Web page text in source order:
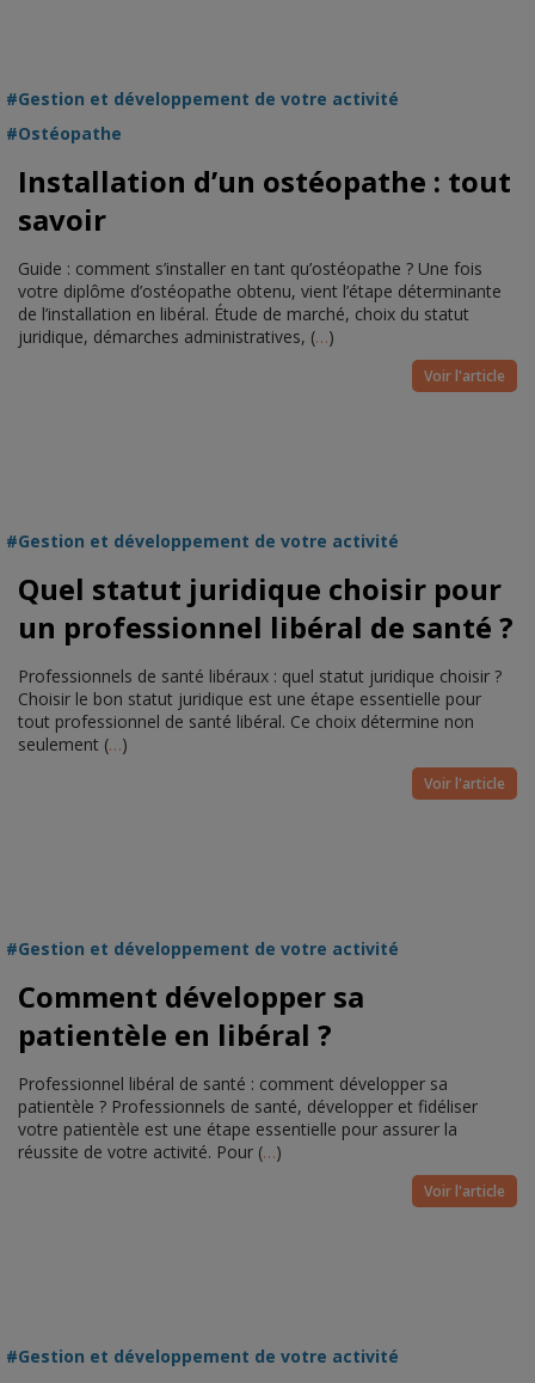
Gestion et développement de votre activité
Ostéopathe
Installation d’un ostéopathe : tout
savoir
Guide : comment s’installer en tant qu’ostéopathe ? Une fois
votre diplôme d’ostéopathe obtenu, vient l’étape déterminante
de l’installation en libéral. Étude de marché, choix du statut
juridique, démarches administratives, (…)
Voir l'article
Gestion et développement de votre activité
Quel statut juridique choisir pour
un professionnel libéral de santé ?
Professionnels de santé libéraux : quel statut juridique choisir ?
Choisir le bon statut juridique est une étape essentielle pour
tout professionnel de santé libéral. Ce choix détermine non
seulement (…)
Voir l'article
Gestion et développement de votre activité
Comment développer sa
patientèle en libéral ?
Professionnel libéral de santé : comment développer sa
patientèle ? Professionnels de santé, développer et fidéliser
votre patientèle est une étape essentielle pour assurer la
réussite de votre activité. Pour (…)
Voir l'article
Gestion et développement de votre activité